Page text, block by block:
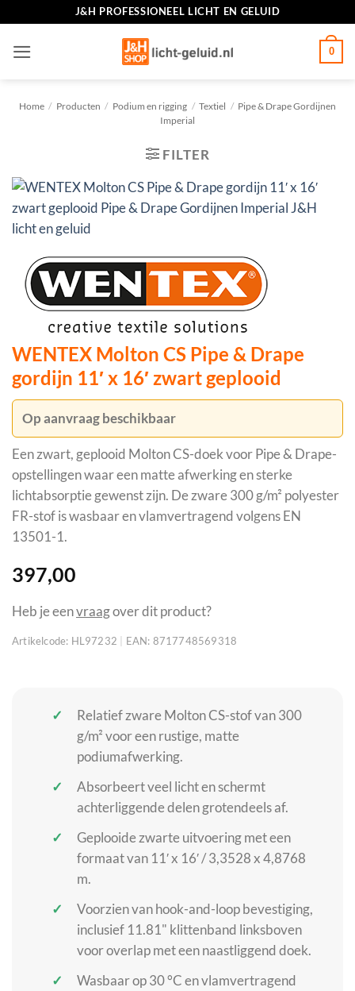
inhoud
J&H PROFESSIONEEL LICHT EN GELUID
0
Home / Producten / Podium en rigging / Textiel / Pipe & Drape Gordijnen
Imperial
FILTER
WENTEX Molton CS Pipe & Drape
gordijn 11′ x 16′ zwart geplooid
Op aanvraag beschikbaar
Een zwart, geplooid Molton CS-doek voor Pipe & Drape-
opstellingen waar een matte afwerking en sterke
lichtabsorptie gewenst zijn. De zware 300 g/m² polyester
FR-stof is wasbaar en vlamvertragend volgens EN
13501-1.
397,00
Heb je eenvraagover dit product?
Artikelcode: HL97232 | EAN: 8717748569318
Relatief zware Molton CS-stof van 300
g/m² voor een rustige, matte
podiumafwerking.
Absorbeert veel licht en schermt
achterliggende delen grotendeels af.
Geplooide zwarte uitvoering met een
formaat van 11′ x 16′ / 3,3528 x 4,8768
m.
Voorzien van hook-and-loop bevestiging,
inclusief 11.81" klittenband linksboven
voor overlap met een naastliggend doek.
Wasbaar op 30 °C en vlamvertragend